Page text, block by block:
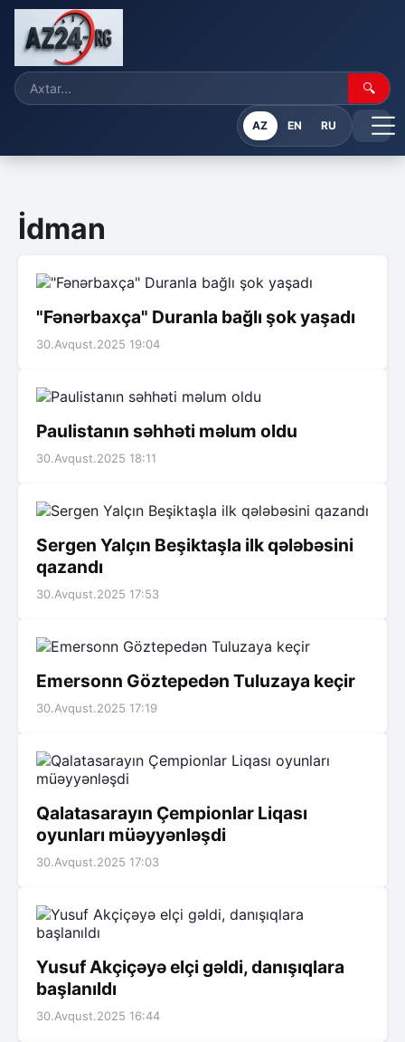
🔍
AZ EN RU
İdman
"Fənərbaxça" Duranla bağlı şok yaşadı
30.Avqust.2025 19:04
Paulistanın səhhəti məlum oldu
30.Avqust.2025 18:11
Sergen Yalçın Beşiktaşla ilk qələbəsini
qazandı
30.Avqust.2025 17:53
Emersonn Göztepedən Tuluzaya keçir
30.Avqust.2025 17:19
Qalatasarayın Çempionlar Liqası
oyunları müəyyənləşdi
30.Avqust.2025 17:03
Yusuf Akçiçəyə elçi gəldi, danışıqlara
başlanıldı
30.Avqust.2025 16:44